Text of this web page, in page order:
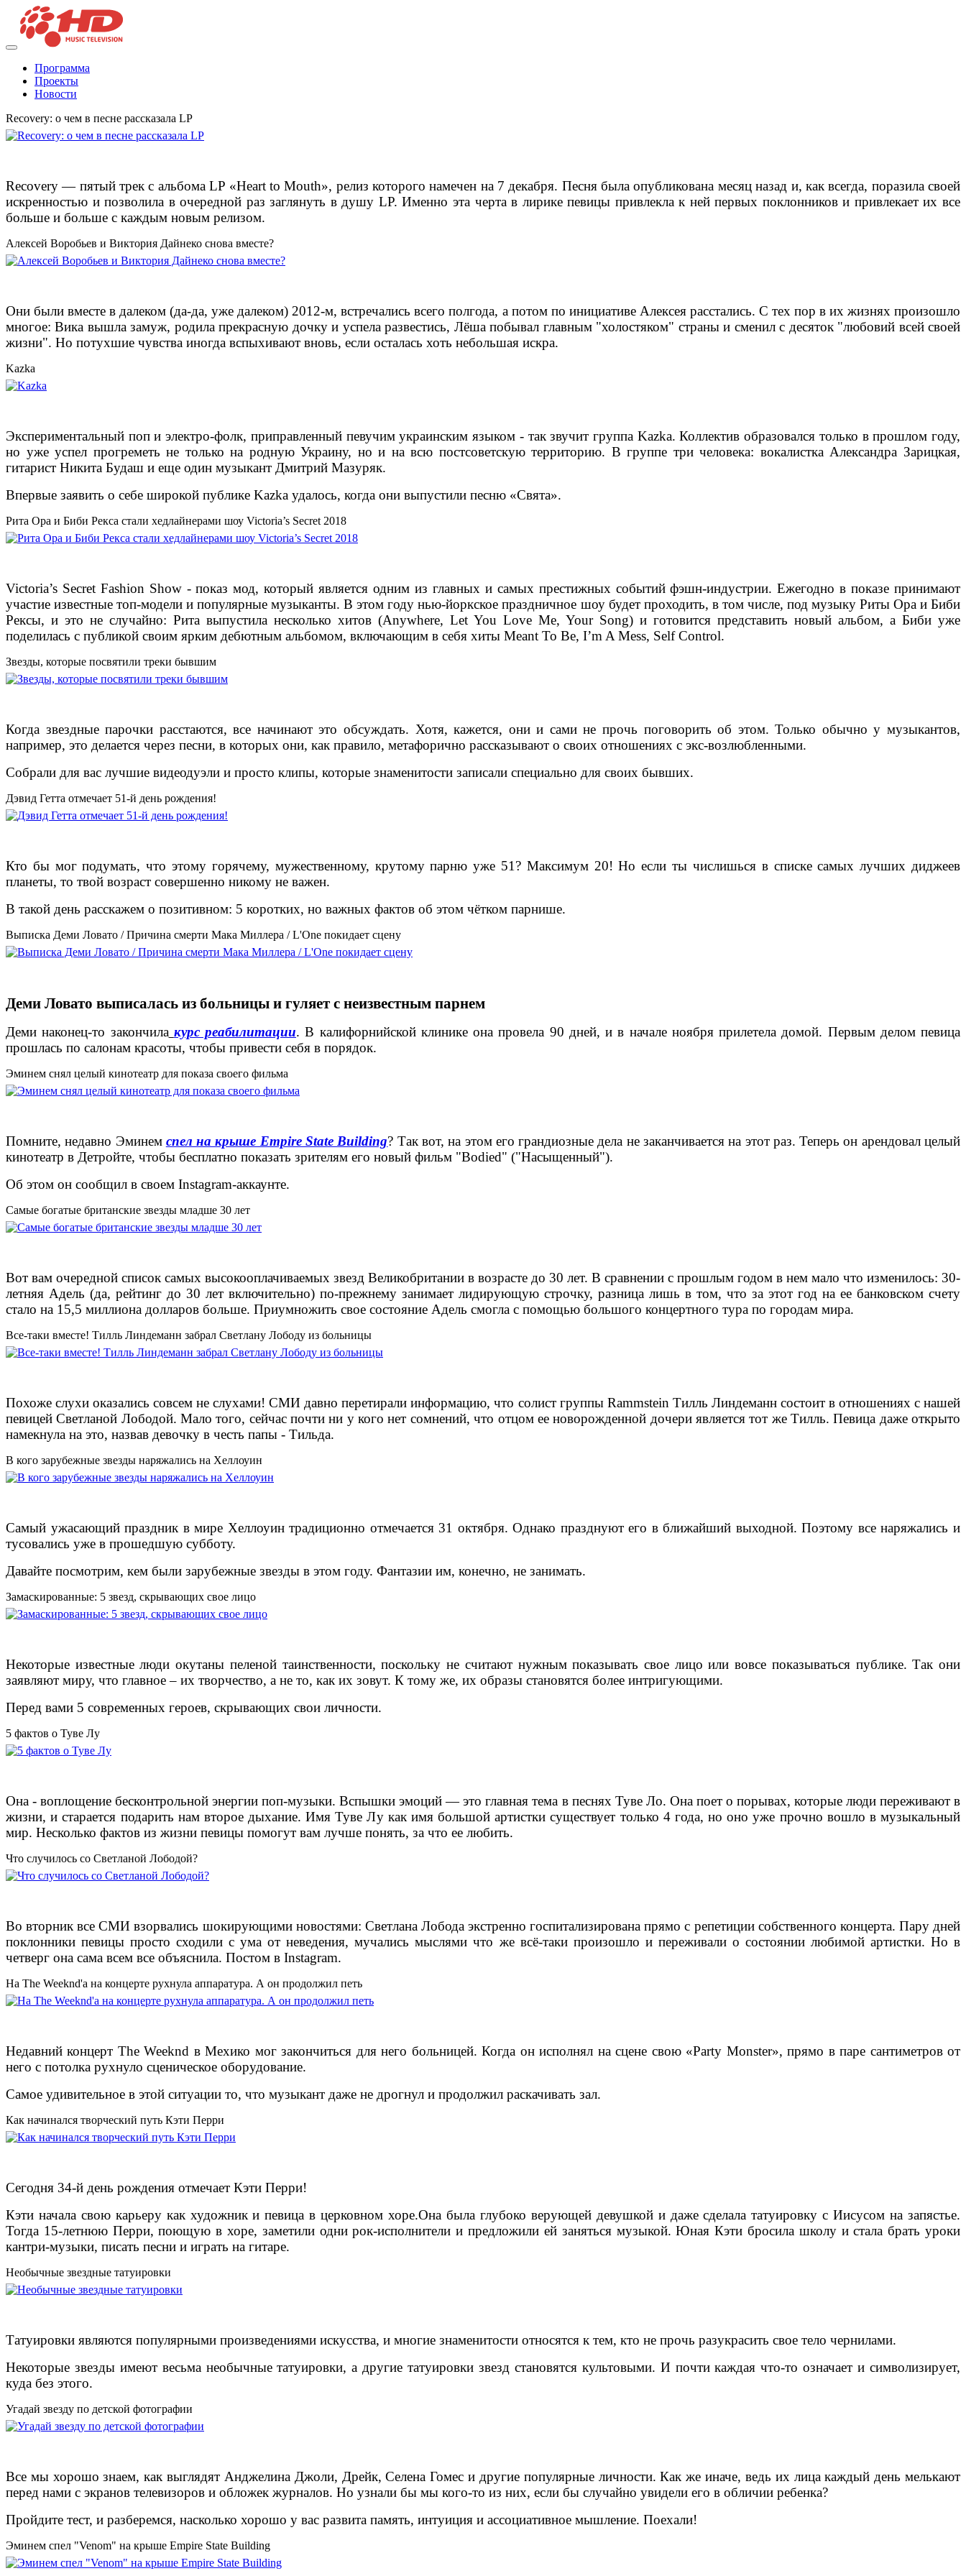
Программа
Проекты
Новости
Recovery: о чем в песне рассказала LP
Recovery — пятый трек с альбома LP «Heart to Mouth», релиз которого намечен на 7 декабря. Песня была опубликована месяц назад и, как всегда, поразила своей
искренностью и позволила в очередной раз заглянуть в душу LP. Именно эта черта в лирике певицы привлекла к ней первых поклонников и привлекает их все
больше и больше с каждым новым релизом.
Алексей Воробьев и Виктория Дайнеко снова вместе?
Они были вместе в далеком (да-да, уже далеком) 2012-м, встречались всего полгода, а потом по инициативе Алексея расстались. С тех пор в их жизнях произошло
многое: Вика вышла замуж, родила прекрасную дочку и успела развестись, Лёша побывал главным "холостяком" страны и сменил с десяток "любовий всей своей
жизни". Но потухшие чувства иногда вспыхивают вновь, если осталась хоть небольшая искра.
Kazka
Экспериментальный поп и электро-фолк, приправленный певучим украинским языком - так звучит группа Kazka. Коллектив образовался только в прошлом году,
но уже успел прогреметь не только на родную Украину, но и на всю постсоветскую территорию. В группе три человека: вокалистка Александра Зарицкая,
гитарист Никита Будаш и еще один музыкант Дмитрий Мазуряк.
Впервые заявить о себе широкой публике Kazka удалось, когда они выпустили песню «Свята».
Рита Ора и Биби Рекса стали хедлайнерами шоу Victoria’s Secret 2018
Victoria’s Secret Fashion Show - показ мод, который является одним из главных и самых престижных событий фэшн-индустрии. Ежегодно в показе принимают
участие известные топ-модели и популярные музыканты. В этом году нью-йоркское праздничное шоу будет проходить, в том числе, под музыку Риты Ора и Биби
Рексы, и это не случайно: Рита выпустила несколько хитов (Anywhere, Let You Love Me, Your Song) и готовится представить новый альбом, а Биби уже
поделилась с публикой своим ярким дебютным альбомом, включающим в себя хиты Meant To Be, I’m A Mess, Self Control.
Звезды, которые посвятили треки бывшим
Когда звездные парочки расстаются, все начинают это обсуждать. Хотя, кажется, они и сами не прочь поговорить об этом. Только обычно у музыкантов,
например, это делается через песни, в которых они, как правило, метафорично рассказывают о своих отношениях с экс-возлюбленными.
Собрали для вас лучшие видеодуэли и просто клипы, которые знаменитости записали специально для своих бывших.
Дэвид Гетта отмечает 51-й день рождения!
Кто бы мог подумать, что этому горячему, мужественному, крутому парню уже 51? Максимум 20! Но если ты числишься в списке самых лучших диджеев
планеты, то твой возраст совершенно никому не важен.
В такой день расскажем о позитивном: 5 коротких, но важных фактов об этом чётком парнише.
Выписка Деми Ловато / Причина смерти Мака Миллера / L'One покидает сцену
Деми Ловато выписалась из больницы и гуляет с неизвестным парнем
Деми наконец-то закончила курс реабилитации. В калифорнийской клинике она провела 90 дней, и в начале ноября прилетела домой. Первым делом певица
прошлась по салонам красоты, чтобы привести себя в порядок.
Эминем снял целый кинотеатр для показа своего фильма
Помните, недавно Эминем спел на крыше Empire State Building? Так вот, на этом его грандиозные дела не заканчивается на этот раз. Теперь он арендовал целый
кинотеатр в Детройте, чтобы бесплатно показать зрителям его новый фильм "Bodied" ("Насыщенный").
Об этом он сообщил в своем Instagram-аккаунте.
Самые богатые британские звезды младше 30 лет
Вот вам очередной список самых высокооплачиваемых звезд Великобритании в возрасте до 30 лет. В сравнении с прошлым годом в нем мало что изменилось: 30-
летняя Адель (да, рейтинг до 30 лет включительно) по-прежнему занимает лидирующую строчку, разница лишь в том, что за этот год на ее банковском счету
стало на 15,5 миллиона долларов больше. Приумножить свое состояние Адель смогла с помощью большого концертного тура по городам мира.
Все-таки вместе! Тилль Линдеманн забрал Светлану Лободу из больницы
Похоже слухи оказались совсем не слухами! СМИ давно перетирали информацию, что солист группы Rammstein Тилль Линдеманн состоит в отношениях с нашей
певицей Светланой Лободой. Мало того, сейчас почти ни у кого нет сомнений, что отцом ее новорожденной дочери является тот же Тилль. Певица даже открыто
намекнула на это, назвав девочку в честь папы - Тильда.
В кого зарубежные звезды наряжались на Хеллоуин
Самый ужасающий праздник в мире Хеллоуин традиционно отмечается 31 октября. Однако празднуют его в ближайший выходной. Поэтому все наряжались и
тусовались уже в прошедшую субботу.
Давайте посмотрим, кем были зарубежные звезды в этом году. Фантазии им, конечно, не занимать.
Замаскированные: 5 звезд, скрывающих свое лицо
Некоторые известные люди окутаны пеленой таинственности, поскольку не считают нужным показывать свое лицо или вовсе показываться публике. Так они
заявляют миру, что главное – их творчество, а не то, как их зовут. К тому же, их образы становятся более интригующими.
Перед вами 5 современных героев, скрывающих свои личности.
5 фактов о Туве Лу
Она - воплощение бесконтрольной энергии поп-музыки. Вспышки эмоций — это главная тема в песнях Туве Ло. Она поет о порывах, которые люди переживают в
жизни, и старается подарить нам второе дыхание. Имя Туве Лу как имя большой артистки существует только 4 года, но оно уже прочно вошло в музыкальный
мир. Несколько фактов из жизни певицы помогут вам лучше понять, за что ее любить.
Что случилось со Светланой Лободой?
Во вторник все СМИ взорвались шокирующими новостями: Светлана Лобода экстренно госпитализирована прямо с репетиции собственного концерта. Пару дней
поклонники певицы просто сходили с ума от неведения, мучались мыслями что же всё-таки произошло и переживали о состоянии любимой артистки. Но в
четверг она сама всем все объяснила. Постом в Instagram.
На The Weeknd'а на концерте рухнула аппаратура. А он продолжил петь
Недавний концерт The Weeknd в Мехико мог закончиться для него больницей. Когда он исполнял на сцене свою «Party Monster», прямо в паре сантиметров от
него с потолка рухнуло сценическое оборудование.
Самое удивительное в этой ситуации то, что музыкант даже не дрогнул и продолжил раскачивать зал.
Как начинался творческий путь Кэти Перри
Сегодня 34-й день рождения отмечает Кэти Перри!
Кэти начала свою карьеру как художник и певица в церковном хоре.Она была глубоко верующей девушкой и даже сделала татуировку с Иисусом на запястье.
Тогда 15-летнюю Перри, поющую в хоре, заметили одни рок-исполнители и предложили ей заняться музыкой. Юная Кэти бросила школу и стала брать уроки
кантри-музыки, писать песни и играть на гитаре.
Необычные звездные татуировки
Татуировки являются популярными произведениями искусства, и многие знаменитости относятся к тем, кто не прочь разукрасить свое тело чернилами.
Некоторые звезды имеют весьма необычные татуировки, а другие татуировки звезд становятся культовыми. И почти каждая что-то означает и символизирует,
куда без этого.
Угадай звезду по детской фотографии
Все мы хорошо знаем, как выглядят Анджелина Джоли, Дрейк, Селена Гомес и другие популярные личности. Как же иначе, ведь их лица каждый день мелькают
перед нами с экранов телевизоров и обложек журналов. Но узнали бы мы кого-то из них, если бы случайно увидели его в обличии ребенка?
Пройдите тест, и разберемся, насколько хорошо у вас развита память, интуиция и ассоциативное мышление. Поехали!
Эминем спел "Venom" на крыше Empire State Building